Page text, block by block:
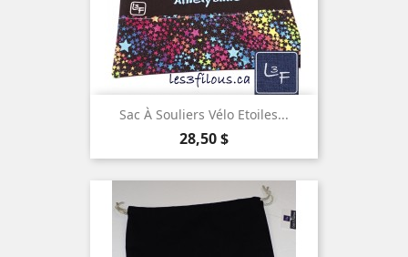
Sac À Souliers Vélo Etoiles...
Prix
28,50 $